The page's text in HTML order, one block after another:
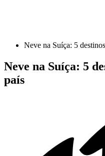
Neve na Suíça: 5
Neve na Suíça: 5
país